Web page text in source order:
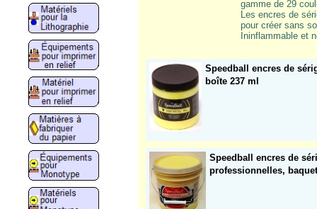
gamme de 29
Les encres de
pour créer sans
Ininflammable et
Speedball encres de
boîte 237 ml
Speedball encres de
professionnelles,